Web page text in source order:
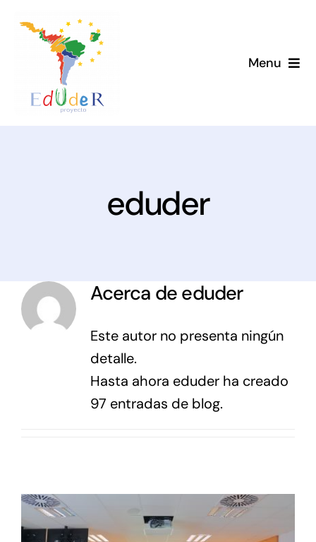
contenido
Menu
Novedades
eduder
Acerca de eduder
Este autor no presenta ningún
detalle.
Hasta ahora eduder ha creado
97 entradas de blog.